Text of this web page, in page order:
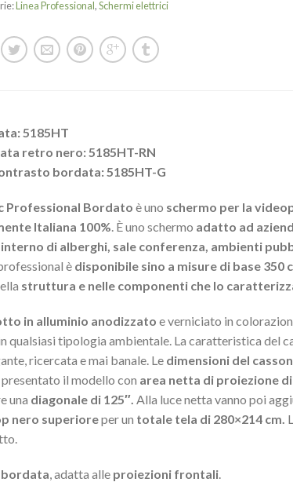
Linea Professional,Schermi elettrici
5185HT
retro nero: 5185HT-RN
bordata: 5185HT-G
Professional Bordato è uno schermo per la
Italiana 100%. È uno schermo adatto ad
di alberghi, sale conferenza, ambienti
è disponibile sino a misure di base 350
struttura e nelle componenti che lo
in alluminio anodizzato e verniciato in
qualsiasi tipologia ambientale. La caratteristica del
ricercata e mai banale. Le dimensioni del
presentato il modello con area netta di proiezione
una diagonale di 125″. Alla luce netta vanno poi
nero superioreper un totale tela di 280×214 cm.
bordata, adatta alle proiezioni frontali.